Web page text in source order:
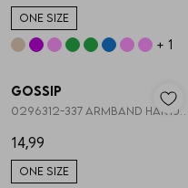
+ 1
ONE SIZE
1/2
Nieuw
Gossip
14,99
ONE SIZE